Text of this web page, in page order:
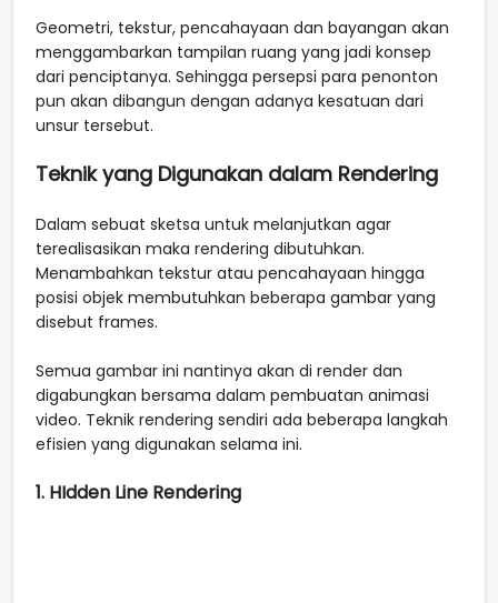
Geometri, tekstur, pencahayaan dan bayangan akan
menggambarkan tampilan ruang yang jadi konsep
dari penciptanya. Sehingga persepsi para penonton
pun akan dibangun dengan adanya kesatuan dari
unsur tersebut.
Teknik yang Digunakan dalam Rendering
Dalam sebuat sketsa untuk melanjutkan agar
terealisasikan maka rendering dibutuhkan.
Menambahkan tekstur atau pencahayaan hingga
posisi objek membutuhkan beberapa gambar yang
disebut frames.
Semua gambar ini nantinya akan di render dan
digabungkan bersama dalam pembuatan animasi
video. Teknik rendering sendiri ada beberapa langkah
efisien yang digunakan selama ini.
1. HIdden Line Rendering